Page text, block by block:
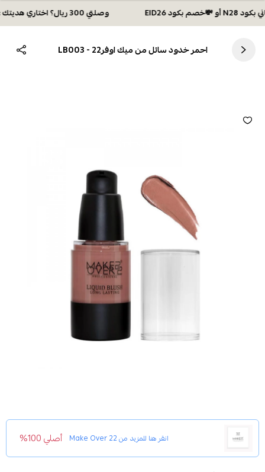
وصلتي 300 ريال؟ اختاري هديتك :🏍 شحن مجاني بكود N28 أو 💸خصم بكود EID26
احمر خدود سائل من ميك اوفر22 - LB003
انقر هنا للمزيد منMake Over 22 أصلي 100%